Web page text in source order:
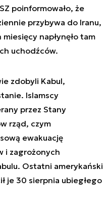
poinformowało, że
przybywa do Iranu,
napłynęło tam
uchodźców.
zdobyli Kabul,
Islamscy
przez Stany
rząd, czym
ewakuację
i zagrożonych
Ostatni amerykański
je 30 sierpnia ubiegłego